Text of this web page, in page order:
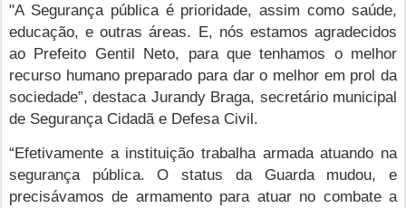
"A Segurança pública é prioridade, assim como saúde,
educação, e outras áreas. E, nós estamos agradecidos
ao Prefeito Gentil Neto, para que tenhamos o melhor
recurso humano preparado para dar o melhor em prol da
sociedade”, destaca Jurandy Braga, secretário municipal
de Segurança Cidadã e Defesa Civil.
“Efetivamente a instituição trabalha armada atuando na
segurança pública. O status da Guarda mudou, e
precisávamos de armamento para atuar no combate a